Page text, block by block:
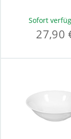
Sofort
27,90